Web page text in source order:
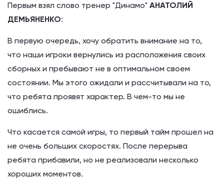
Первым взял слово тренер "Динамо" АНАТОЛИЙ
ДЕМЬЯНЕНКО:
В первую очередь, хочу обратить внимание на то,
что наши игроки вернулись из расположения своих
сборных и пребывают не в оптимальном своем
состоянии. Мы этого ожидали и рассчитывали на то,
что ребята проявят характер. В чем-то мы не
ошиблись.
Что касается самой игры, то первый тайм прошел на
не очень больших скоростях. После перерыва
ребята прибавили, но не реализовали несколько
хороших моментов.